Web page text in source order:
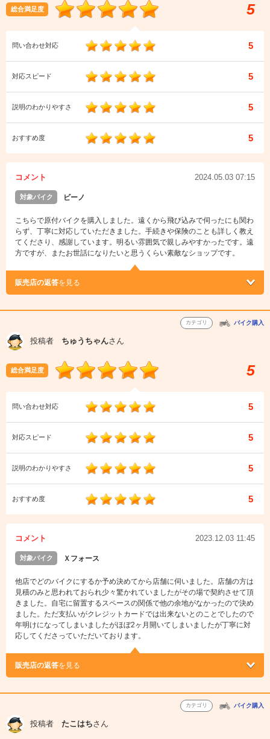
総合満足度 5
問い合わせ対応 5
対応スピード 5
説明のわかりやすさ 5
おすすめ度 5
コメント 2024.05.03 07:15
対象バイク ビーノ
こちらで原付バイクを購入しました。遠くから飛び込みで伺ったにも関わ
らず、丁寧に対応していただきました。手続きや保険のことも詳しく教え
てくださり、感謝しています。明るい雰囲気で親しみやすかったです。遠
方ですが、またお世話になりたいと思うくらい素敵なショップです。
販売店の返答を見る
カテゴリ バイク購入
投稿者 ちゅうちゃんさん
総合満足度 5
問い合わせ対応 5
対応スピード 5
説明のわかりやすさ 5
おすすめ度 5
コメント 2023.12.03 11:45
対象バイク Ｘフォース
他店でどのバイクにするか予め決めてから店舗に伺いました。店舗の方は
見積のみと思われておられ少々驚かれていましたがその場で契約させて頂
きました。自宅に留置するスペースの関係で他の余地がなかったので決め
ました。ただ支払いがクレジットカードでは出来ないとのことでしたので
年明けになってしまいましたがほぼ2ヶ月開いてしまいましたが丁寧に対
応してくださっていただいております。
販売店の返答を見る
カテゴリ バイク購入
投稿者 たこはちさん